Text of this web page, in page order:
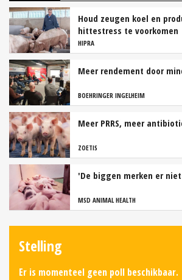
Houd zeugen koel en
hittestress te voorkomen
HIPRA
Meer rendement door
BOEHRINGER INGELHEIM
Meer PRRS, meer
ZOETIS
'De biggen merken er
MSD ANIMAL HEALTH
Stelling
Er is momenteel geen poll beschikbaar.